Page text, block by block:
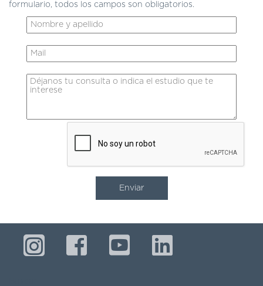
formulario, todos los campos son obligatorios.